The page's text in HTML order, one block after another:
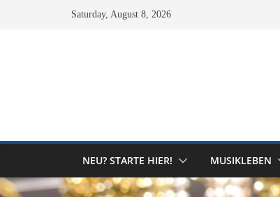
Saturday, August 8, 2026
NEU? STARTE HIER! MUSIKLEBEN